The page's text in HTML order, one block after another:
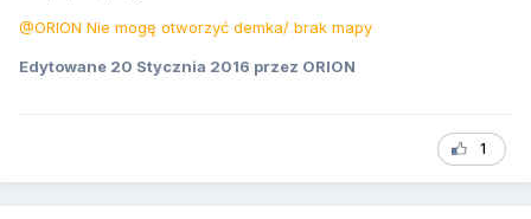
@ORION Nie mogę otworzyć demka/ brak mapy
Edytowane 20 Stycznia 2016 przez ORION
1